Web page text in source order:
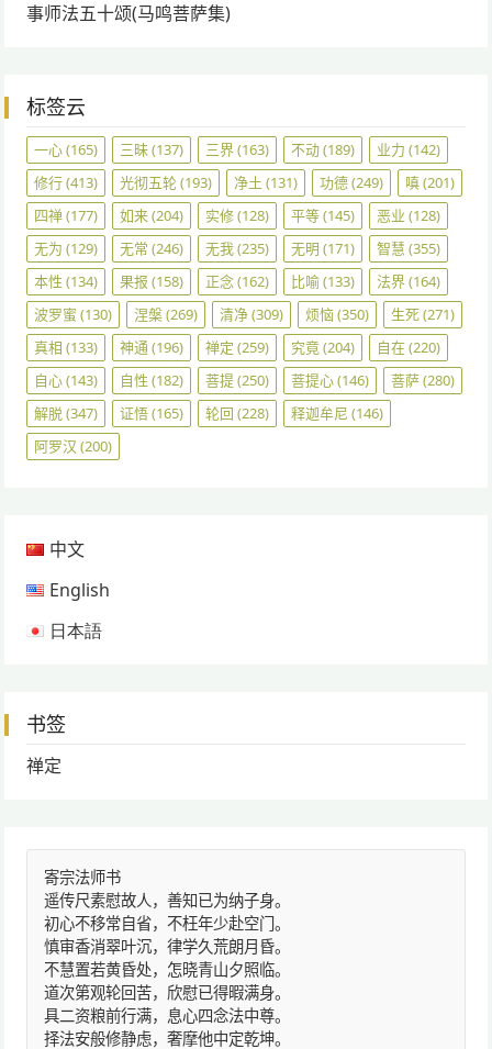
事师法五十颂(马鸣菩萨集)
标签云
一心(165) 三昧(137) 三界(163) 不动(189) 业力 (142)
修行(413) 光彻五轮(193) 净土 (131) 功德(249) 嗔(201)
四禅(177) 如来(204) 实修(128) 平等(145) 恶业 (128)
无为 (129) 无常 (246) 无我(235) 无明 (171) 智慧 (355)
本性 (134) 果报 (158) 正念(162) 比喻(133) 法界(164)
波罗蜜 (130) 涅槃(269) 清净(309) 烦恼(350) 生死(271)
真相 (133) 神通 (196) 禅定 (259) 究竟(204) 自在(220)
自心(143) 自性 (182) 菩提(250) 菩提心(146) 菩萨(280)
解脱(347) 证悟(165) 轮回 (228) 释迦牟尼 (146)
阿罗汉 (200)
中文
English
日本語
书签
禅定
寄宗法师书
遥传尺素慰故人，善知已为纳子身。
初心不移常自省，不枉年少赴空门。
慎审香消翠叶沉，律学久荒朗月昏。
不慧置若黄昏处，怎晓青山夕照临。
道次第观轮回苦，欣慰已得暇满身。
具二资粮前行满，息心四念法中尊。
择法安般修静虑，奢摩他中定乾坤。